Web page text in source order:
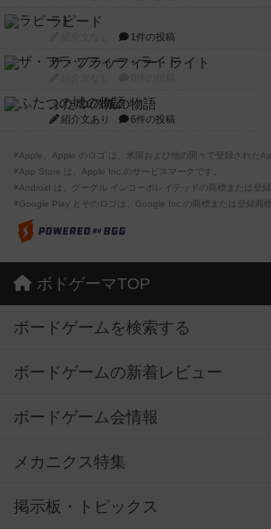
ラピード
1件の投稿
ザ・フラッフィー・ライト
ふたつの城の物語
紹介文あり 6件の投稿
※Apple、Apple のロゴ は、米国および他の国々で登録された
※App Store は、Apple Inc.のサービスマークです。
※Android は、グーグル インコーポレイテッドの商標または登録
※Google Play とそのロゴは、Google Inc.の商標または登録商標
ボドゲーマTOP
ボードゲームを検索する
ボードゲームの新着レビュー
ボードゲーム会情報
メカニクス特集
掲示板・トピックス